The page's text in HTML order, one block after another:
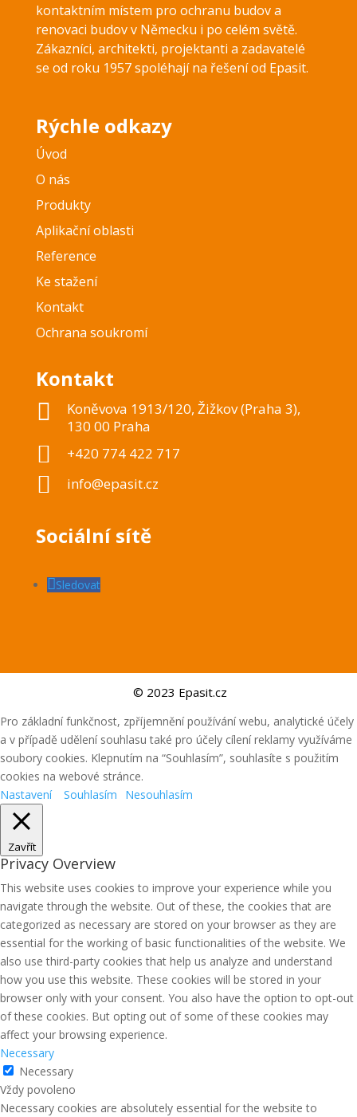
kontaktním místem pro ochranu budov a
renovaci budov v Německu i po celém světě.
Zákazníci, architekti, projektanti a zadavatelé
se od roku 1957 spoléhají na řešení od Epasit.
Rýchle odkazy
Úvod
O nás
Produkty
Aplikační oblasti
Reference
Ke stažení
Kontakt
Ochrana soukromí
Kontakt

Koněvova 1913/120, Žižkov (Praha 3),
130 00 Praha
 +420 774 422 717
 info@epasit.cz
Sociální sítě
Sledovat
© 2023 Epasit.cz
Pro základní funkčnost, zpříjemnění používání webu, analytické účely
a v případě udělení souhlasu také pro účely cílení reklamy využíváme
soubory cookies. Klepnutím na “Souhlasím”, souhlasíte s použitím
cookies na webové stránce.
Nastavení
Souhlasím Nesouhlasím
Zavřít
Privacy Overview
This website uses cookies to improve your experience while you
navigate through the website. Out of these, the cookies that are
categorized as necessary are stored on your browser as they are
essential for the working of basic functionalities of the website. We
also use third-party cookies that help us analyze and understand
how you use this website. These cookies will be stored in your
browser only with your consent. You also have the option to opt-out
of these cookies. But opting out of some of these cookies may
affect your browsing experience.
Necessary
Necessary
Vždy povoleno
Necessary cookies are absolutely essential for the website to